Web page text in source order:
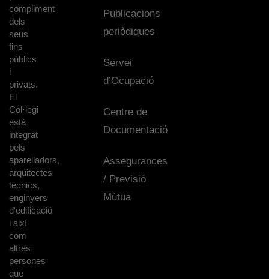
compliment
dels
seus
fins
públics
i
privats.
El
Col·legi
està
integrat
pels
aparelladors,
arquitectes
tècnics,
enginyers
d'edificació
i així
com
altres
persones
que
Publicacions
periòdiques
Servei
d’Ocupació
Centre de
Documentació
Assegurances
/ Previsió
Mútua